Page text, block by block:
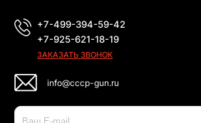
+7-499-394-59-42
+7-925-621-18-19
ЗАКАЗАТЬ ЗВОНОК
info@cccp-gun.ru